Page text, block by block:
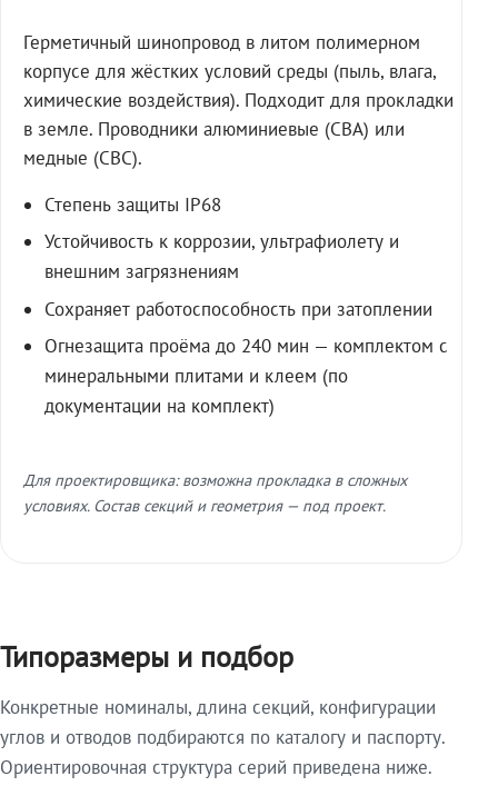
Герметичный шинопровод в литом полимерном
корпусе для жёстких условий среды (пыль, влага,
химические воздействия). Подходит для прокладки
в земле. Проводники алюминиевые (СВА) или
медные (СВС).
Степень защиты IP68
Устойчивость к коррозии, ультрафиолету и
внешним загрязнениям
Сохраняет работоспособность при затоплении
Огнезащита проёма до 240 мин — комплектом с
минеральными плитами и клеем (по
документации на комплект)
Для проектировщика: возможна прокладка в сложных
условиях. Состав секций и геометрия — под проект.
Типоразмеры и подбор
Конкретные номиналы, длина секций, конфигурации
углов и отводов подбираются по каталогу и паспорту.
Ориентировочная структура серий приведена ниже.